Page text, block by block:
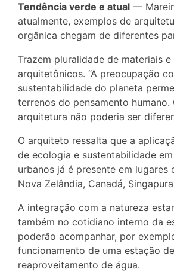
Tendência verde e atual —
atualmente, exemplos de
orgânica chegam de diferentes
Trazem pluralidade de materiais
arquitetônicos. “A preocupação
sustentabilidade do planeta
terrenos do pensamento humano.
arquitetura não poderia ser
O arquiteto ressalta que a
de ecologia e sustentabilidade
urbanos já é presente em lugares
Nova Zelândia, Canadá,
A integração com a natureza
também no cotidiano interno da
poderão acompanhar, por
funcionamento de uma estação de
reaproveitamento de água.